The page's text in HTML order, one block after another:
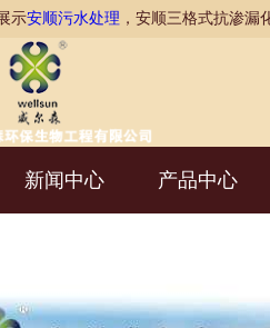
示安顺污水处理 ，安顺三格式抗渗漏
新闻中心 产品中心